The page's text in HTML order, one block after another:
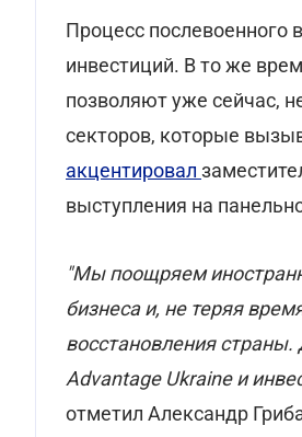
Процесс послевоенного
инвестиций. В то же
позволяют уже сейчас,
секторов, которые
акцентировал
выступления на
"Мы поощряем
бизнеса и, не теряя
восстановления
Advantage Ukraine и
отметил Александр